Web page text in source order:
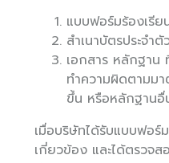
แบบฟอร์มร้องเรีย
สำเนาบัตรประจำ
เอกสาร หลักฐาน
ทำความผิดตามมา
ขึ้น หรือหลักฐานอื่
เมื่อบริษัทได้รับแบบฟอร์
เกี่ยวข้อง และได้ตรวจส